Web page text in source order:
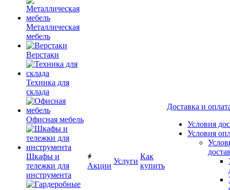
Металлическая
мебель
Верстаки
Техника для
склада
Офисная мебель
Шкафы и
тележки для
инструмента
Акции
Услуги
Как
купить
Доставка и
Условия
Условия